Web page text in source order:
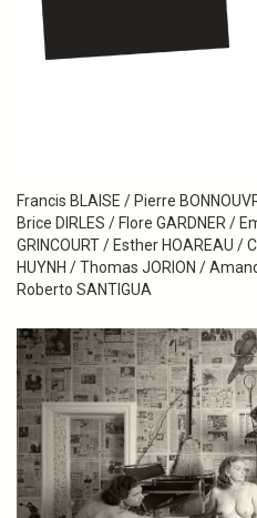
2009
Francis BLAISE / Pierre
Brice DIRLES / Flore GARDNER /
GRINCOURT / Esther HOAREAU /
HUYNH / Thomas JORION /
Roberto SANTIGUA